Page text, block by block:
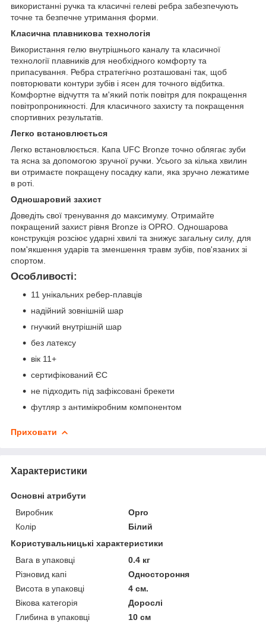
використанні ручка та класичні гелеві ребра забезпечують
точне та безпечне утримання форми.
Класична плавникова технологія
Використання гелю внутрішнього каналу та класичної
технології плавників для необхідного комфорту та
припасування. Ребра стратегічно розташовані так, щоб
повторювати контури зубів і ясен для точного відбитка.
Комфортне відчуття та м'який потік повітря для покращення
повітропроникності. Для класичного захисту та покращення
спортивних результатів.
Легко встановлюється
Легко встановлюється. Капа UFC Bronze точно облягає зуби
та ясна за допомогою зручної ручки. Усього за кілька хвилин
ви отримаєте покращену посадку капи, яка зручно лежатиме
в роті.
Одношаровий захист
Доведіть свої тренування до максимуму. Отримайте
покращений захист рівня Bronze із OPRO. Одношарова
конструкція розсіює ударні хвилі та знижує загальну силу, для
пом'якшення ударів та зменшення травм зубів, пов'язаних зі
спортом.
Особливості:
11 унікальних ребер-плавців
надійний зовнішній шар
гнучкий внутрішній шар
без латексу
вік 11+
сертифікований ЄС
не підходить під зафіксовані брекети
футляр з антимікробним компонентом
Приховати
Характеристики
Основні атрибути
Виробник
Opro
Колір
Білий
Користувальницькі характеристики
Вага в упаковці
0.4 кг
Різновид капі
Одностороння
Висота в упаковці
4 см.
Вікова категорія
Дорослі
Глибина в упаковці
10 см